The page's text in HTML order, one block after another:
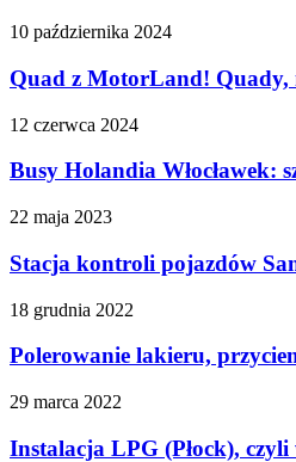
10 października 2024
Quad z MotorLand! Quady,
12 czerwca 2024
Busy Holandia Włocławek:
22 maja 2023
Stacja kontroli pojazdów
18 grudnia 2022
Polerowanie lakieru,
29 marca 2022
Instalacja LPG (Płock), czyli